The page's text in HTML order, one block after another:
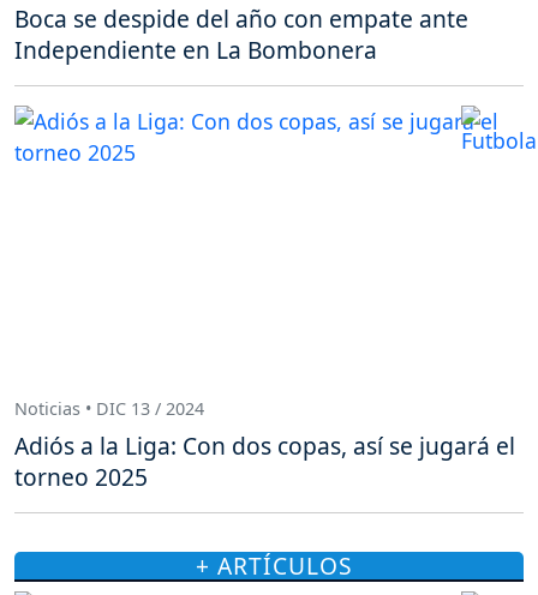
Boca se despide del año con empate ante
Independiente en La Bombonera
Noticias • DIC 13 / 2024
Adiós a la Liga: Con dos copas, así se jugará el
torneo 2025
+ ARTÍCULOS